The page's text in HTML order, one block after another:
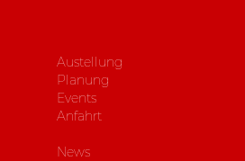
Austellung
Planung
Events
Anfahrt
News